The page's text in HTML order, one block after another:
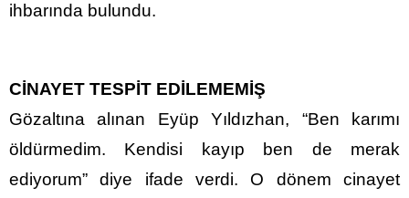
ihbarında bulundu.
CİNAYET TESPİT EDİLEMEMİŞ
Gözaltına alınan Eyüp Yıldızhan, “Ben karımı
öldürmedim. Kendisi kayıp ben de merak
ediyorum” diye ifade verdi. O dönem cinayet